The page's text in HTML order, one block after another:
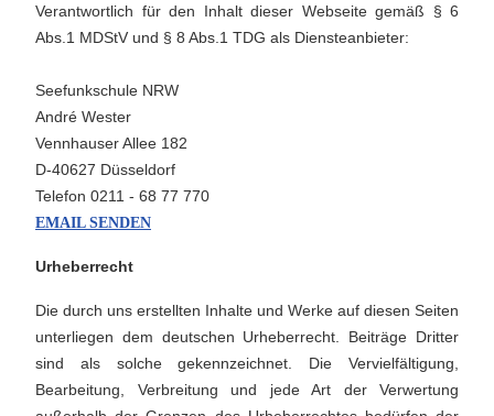
Verantwortlich für den Inhalt dieser Webseite gemäß § 6
Abs.1 MDStV und § 8 Abs.1 TDG als Diensteanbieter:
Seefunkschule NRW
André Wester
Vennhauser Allee 182
D-40627 Düsseldorf
Telefon 0211 - 68 77 770
EMAIL SENDEN
Urheberrecht
Die durch uns erstellten Inhalte und Werke auf diesen Seiten
unterliegen dem deutschen Urheberrecht. Beiträge Dritter
sind als solche gekennzeichnet. Die Vervielfältigung,
Bearbeitung, Verbreitung und jede Art der Verwertung